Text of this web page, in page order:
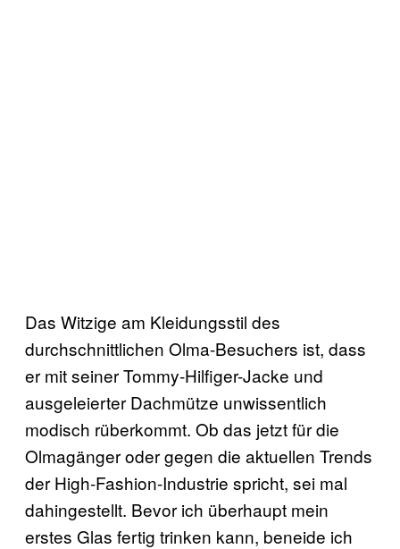
Das Witzige am Kleidungsstil des
durchschnittlichen Olma-Besuchers ist, dass
er mit seiner Tommy-Hilfiger-Jacke und
ausgeleierter Dachmütze unwissentlich
modisch rüberkommt. Ob das jetzt für die
Olmagänger oder gegen die aktuellen Trends
der High-Fashion-Industrie spricht, sei mal
dahingestellt. Bevor ich überhaupt mein
erstes Glas fertig trinken kann, beneide ich